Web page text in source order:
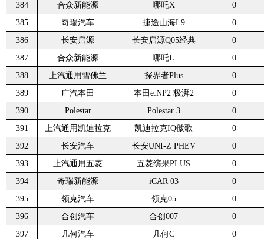
384
合众新能源 哪吒X
0
385
奇瑞汽车 捷途山海L9
0
386
长安启源 长安启源Q05经典
0
387
合众新能源 哪吒L
0
388
上汽通用雪佛兰 探界者Plus
0
389
广汽本田 本田e:NP2 极湃2
0
390
Polestar Polestar 3
0
391
上汽通用凯迪拉克 凯迪拉克IQ傲歌
0
392
长安汽车 长安UNI-Z PHEV
0
393
上汽通用五菱 五菱缤果PLUS
0
394
奇瑞新能源 iCAR 03
0
395
领克汽车 领克05
0
396
合创汽车 合创007
0
397
几何汽车 几何C
0